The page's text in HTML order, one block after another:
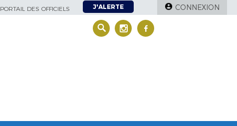
PORTAIL DES OFFICIELS J'ALERTE CONNEXION